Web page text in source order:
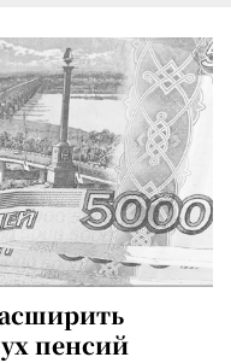
пенсий